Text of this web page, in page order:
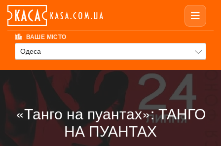
ВАШЕ МІСТО
Одеса
«Танго на пуантах»: ТАНГО
НА ПУАНТАХ